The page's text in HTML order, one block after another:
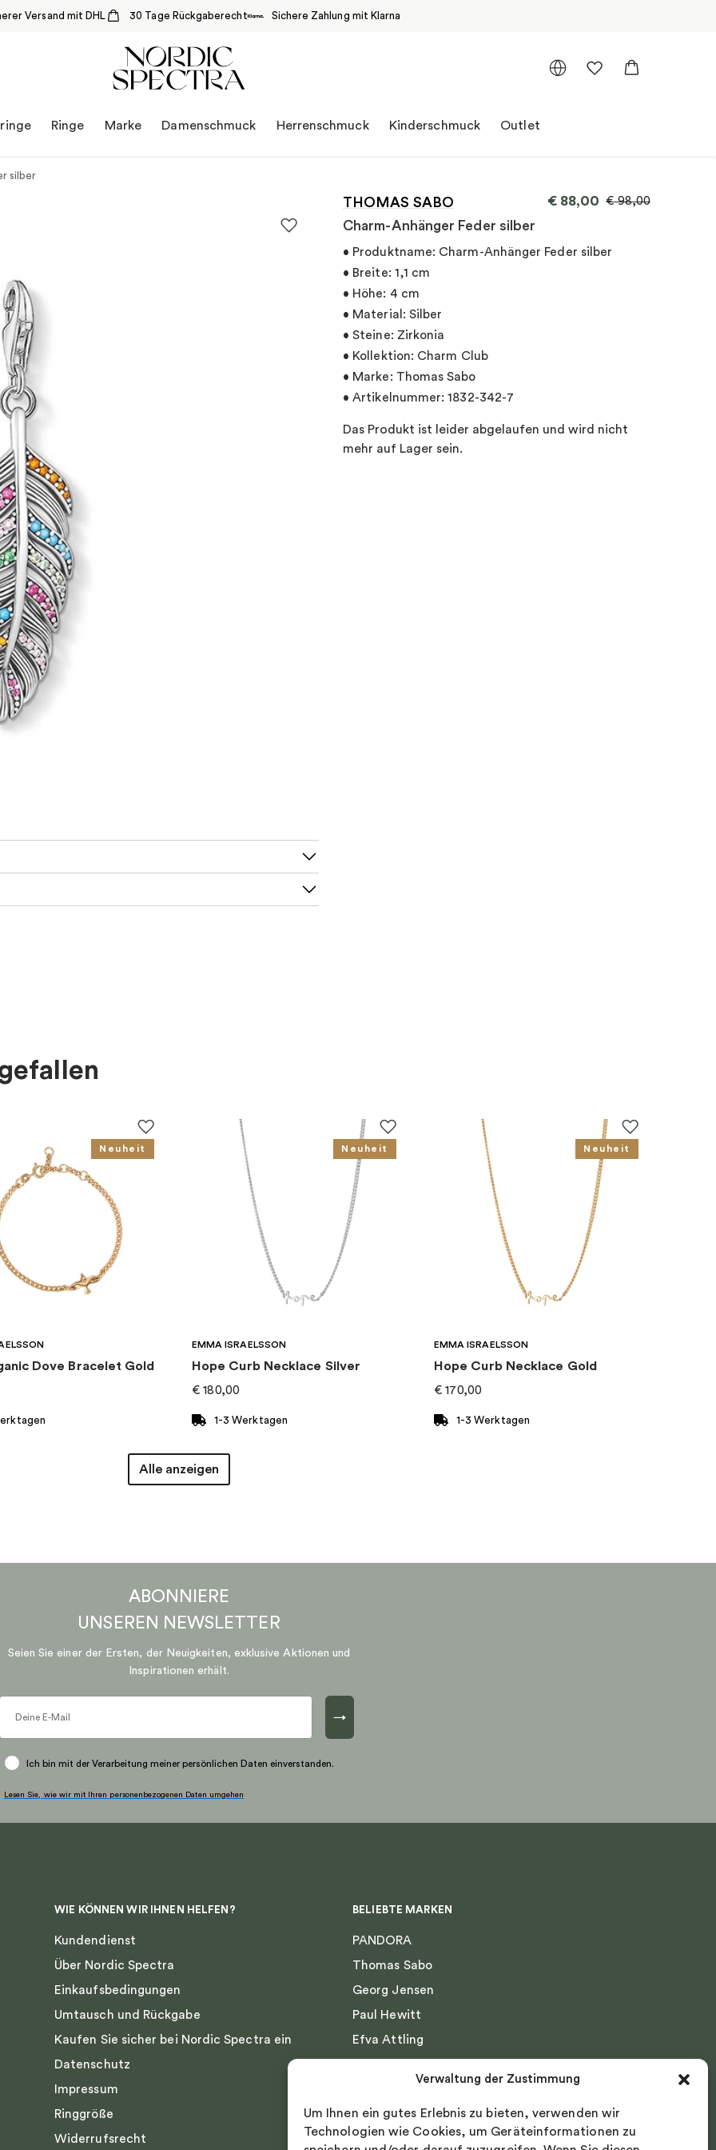
Verwaltung der Zustimmung
Um Ihnen ein gutes Erlebnis zu bieten, verwenden wir
Technologien wie Cookies, um Geräteinformationen zu
Versand mit DHL 30 Tage Rückgaberecht Sichere Zahlung mit Klarna
Ringe Marke Damenschmuck Herrenschmuck Kinderschmuck Outlet
silber
THOMAS SABO
Charm-Anhänger Feder silber
€88,00 €98,00
• Produktname: Charm-Anhänger Feder silber
• Breite: 1,1 cm
• Höhe: 4 cm
• Material: Silber
• Steine: Zirkonia
• Kollektion: Charm Club
• Marke: Thomas Sabo
• Artikelnummer: 1832-342-7
Das Produkt ist leider abgelaufen und wird nicht
mehr auf Lager sein.
Neuheit
Dove Bracelet Gold
Neuheit
EMMA ISRAELSSON
Hope Curb Necklace Silver
€ 180,00
1-3 Werktagen
Neuheit
EMMA ISRAELSSON
Hope Curb Necklace Gold
€ 170,00
1-3 Werktagen
Alle anzeigen
ABONNIERE
UNSEREN NEWSLETTER
Seien Sie einer der Ersten, der Neuigkeiten, exklusive Aktionen und
Inspirationen erhält.
→
Ich bin mit der Verarbeitung meiner persönlichen Daten einverstanden.
Lesen Sie, wie wir mit Ihren personenbezogenen Daten umgehen
WIE KÖNNEN WIR IHNEN HELFEN?
Kundendienst
Über Nordic Spectra
Einkaufsbedingungen
Umtausch und Rückgabe
Kaufen Sie sicher bei Nordic Spectra ein
Datenschutz
Impressum
Ringgröße
Widerrufsrecht
BELIEBTE MARKEN
PANDORA
Thomas Sabo
Georg Jensen
Paul Hewitt
Efva Attling
Nordic Spectra